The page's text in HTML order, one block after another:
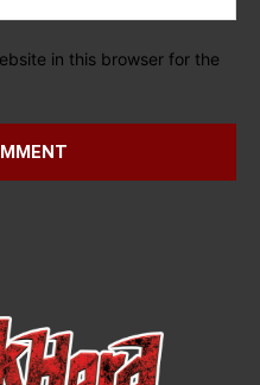
in this browser for the